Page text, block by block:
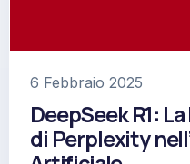
6 Febbraio 2025
DeepSeek R1:
di Perplexity